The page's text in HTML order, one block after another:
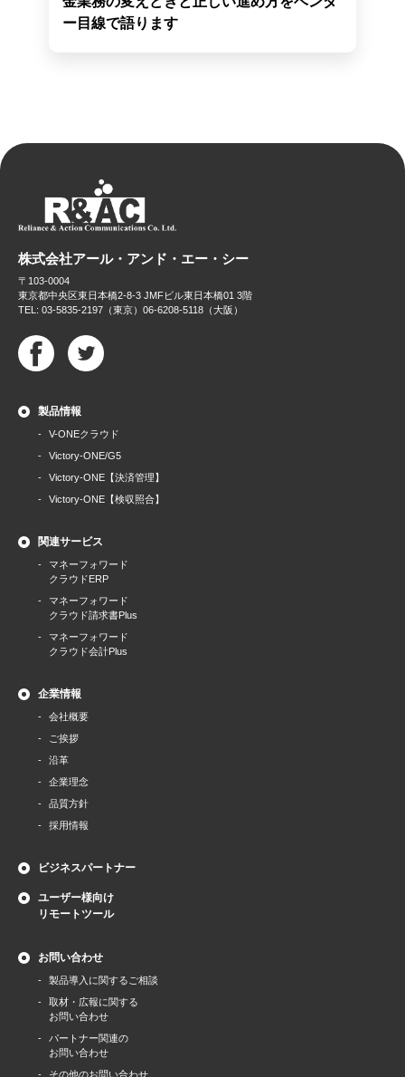
ー目線で語ります
株式会社アール・アンド・エー・シー
〒103-0004
東京都中央区東日本橋2-8-3 JMFビル東日本橋01 3階
TEL: 03-5835-2197（東京）06-6208-5118（大阪）
製品情報
V-ONEクラウド
Victory-ONE/G5
Victory-ONE【決済管理】
Victory-ONE【検収照合】
関連サービス
マネーフォワード
クラウドERP
マネーフォワード
クラウド請求書Plus
マネーフォワード
クラウド会計Plus
企業情報
会社概要
ご挨拶
沿革
企業理念
品質方針
採用情報
ビジネスパートナー
ユーザー様向け
リモートツール
お問い合わせ
製品導⼊に関するご相談
取材・広報に関する
お問い合わせ
パートナー関連の
お問い合わせ
その他のお問い合わせ